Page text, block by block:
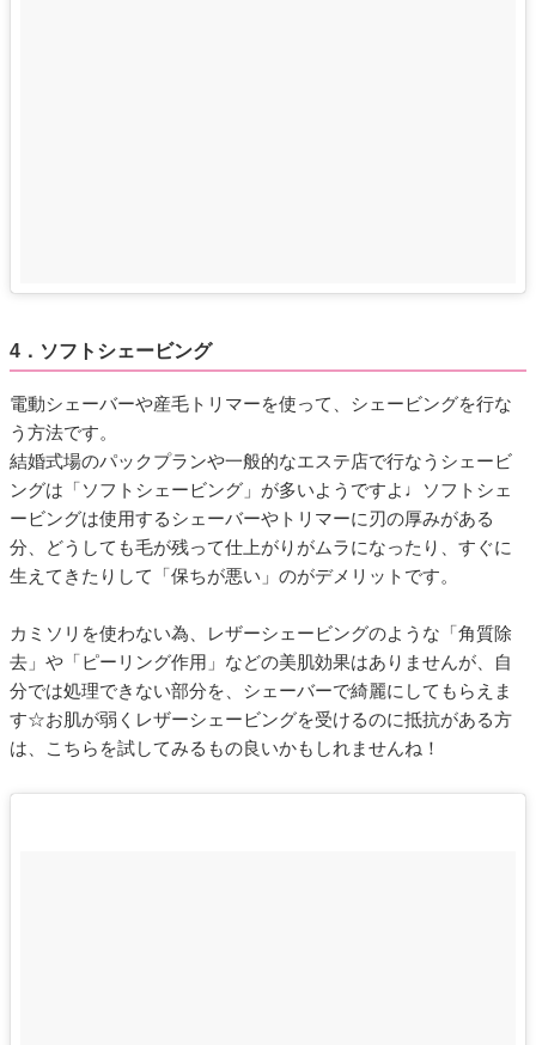
4．ソフトシェービング
電動シェーバーや産毛トリマーを使って、シェービングを行な
う方法です。
結婚式場のパックプランや一般的なエステ店で行なうシェービ
ングは「ソフトシェービング」が多いようですよ♩ソフトシェ
ービングは使用するシェーバーやトリマーに刃の厚みがある
分、どうしても毛が残って仕上がりがムラになったり、すぐに
生えてきたりして「保ちが悪い」のがデメリットです。
カミソリを使わない為、レザーシェービングのような「角質除
去」や「ピーリング作用」などの美肌効果はありませんが、自
分では処理できない部分を、シェーバーで綺麗にしてもらえま
す☆お肌が弱くレザーシェービングを受けるのに抵抗がある方
は、こちらを試してみるもの良いかもしれませんね！